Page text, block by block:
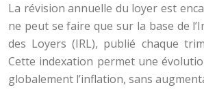
La révision annuelle du loyer est
ne peut se faire que sur la base de
des Loyers (IRL), publié chaque
Cette indexation permet une
globalement l’inflation, sans